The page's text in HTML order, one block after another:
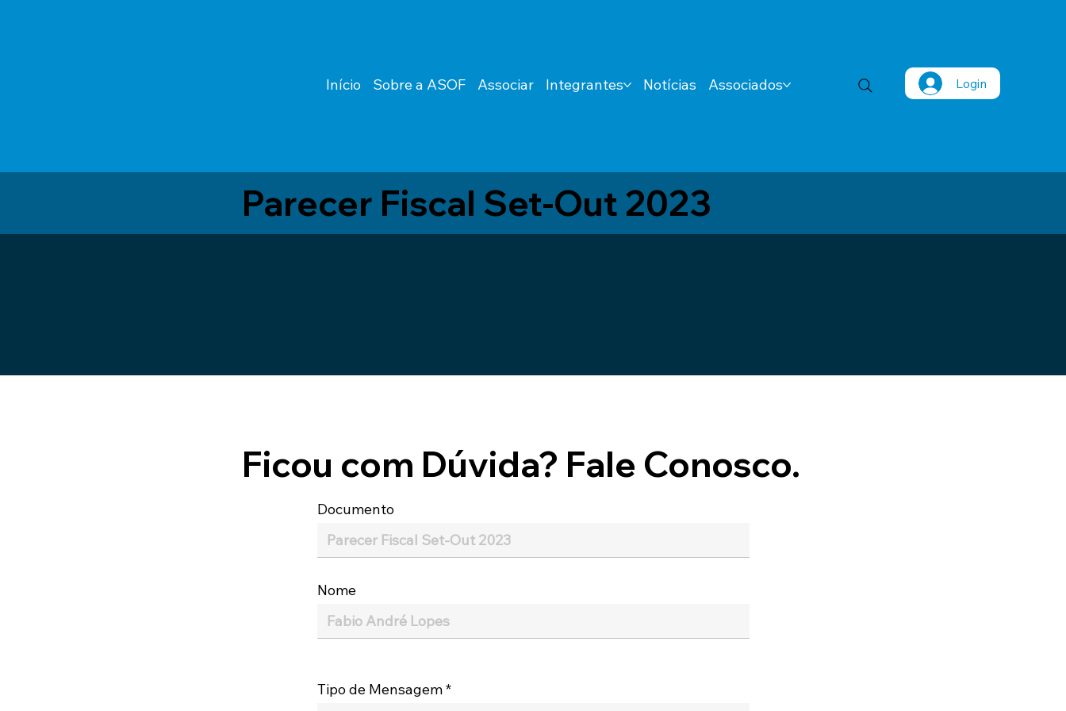
Início Sobre a ASOF Associar Integrantes Notícias Associados Login
Parecer Fiscal Set-Out 2023
Ficou com Dúvida? Fale Conosco.
Documento
Nome
Tipo de Mensagem